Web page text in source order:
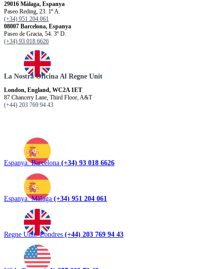
29016 Màlaga, Espanya
Paseo Reding, 23. 1º A.
(+34) 951 204 061
08007 Barcelona, Espanya
Paseo de Gracia, 54. 3º D.
(+34) 93 018 6626
La Nostra Oficina Al Regne Unit
London, England, WC2A 1ET
87 Chancery Lane, Third Floor, A&T
(+44) 203 769 94 43
Espanya. Barcelona (+34) 93 018 6626
Espanya. Màlaga (+34) 951 204 061
Regne Unit. Londres (+44) 203 769 94 43